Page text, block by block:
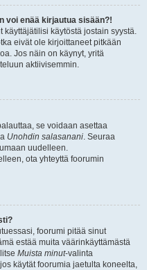
voi enää kirjautua sisään?!
käytöstä jostain syystä.
eivät ole kirjoittaneet pitkään
Jos näin on käynyt, yritä
aktiivisemmin.
se voidaan asettaa
Unohdin salasanani. Seuraa
uudelleen.
ota yhteyttä foorumin
foorumi pitää sinut
estää muita väärinkäyttämästä
Muista minut-valinta
käytät foorumia jaetulta koneelta,